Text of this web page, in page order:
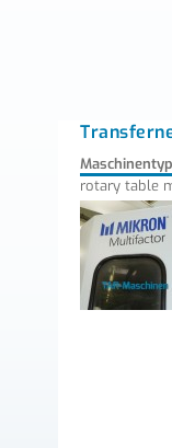
Maschinentyp
rotary table